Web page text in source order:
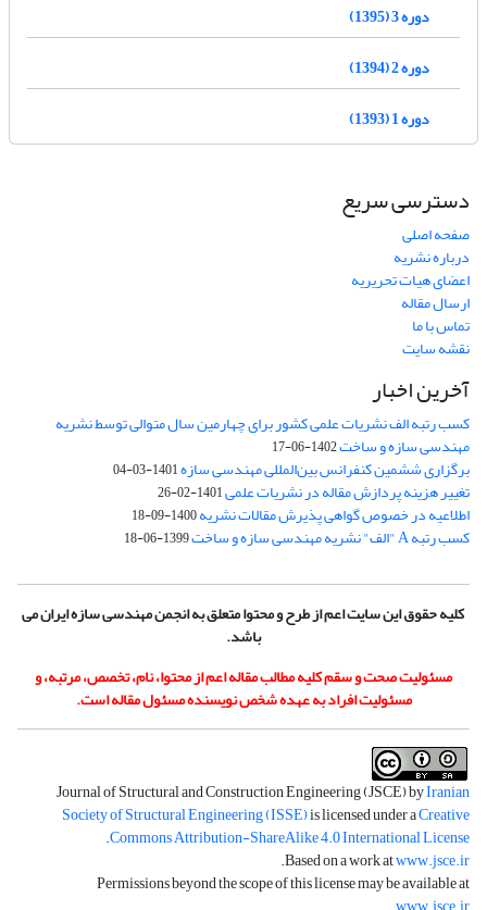
دوره 3 (1395)
دوره 2 (1394)
دوره 1 (1393)
دسترسی سریع
صفحه اصلی
درباره نشریه
اعضای هیات تحریریه
ارسال مقاله
تماس با ما
نقشه سایت
آخرین اخبار
کسب رتبه الف نشریات علمی کشور برای چهارمین سال متوالی توسط نشریه
مهندسی سازه و ساخت1402-06-17
برگزاری ششمین کنفرانس بین‌المللی مهندسی سازه1401-03-04
تغییر هزینه پردازش مقاله در نشریات علمی1401-02-26
اطلاعیه در خصوص گواهی پذیرش مقالات نشریه1400-09-18
کسب رتبه A "الف" نشریه مهندسی سازه و ساخت 1399-06-18
کلیه حقوق این سایت اعم از طرح و محتوا متعلق به انجمن مهندسی سازه ایران می
باشد.
مسئولیت صحت و سقم کلیه مطالب مقاله اعم از محتوا، نام، تخصص، مرتبه، و
مسئولیت افراد به عهده شخص نویسنده مسئول مقاله است.
Journal of Structural and Construction Engineering (JSCE) byIranian
Society of Structural Engineering (ISSE)is licensed under aCreative
Commons Attribution-ShareAlike 4.0 International License
.
Based on a work atwww.jsce.ir
.
Permissions beyond the scope of this license may be available at